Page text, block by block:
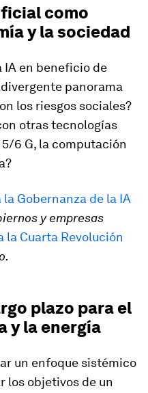
como
y la sociedad
IA en beneficio de
panorama
los riesgos sociales?
otras tecnologías
6 G, la computación
Gobernanza de la IA
y empresas
la Cuarta Revolución
plazo para el
y la energía
un enfoque sistémico
los objetivos de un